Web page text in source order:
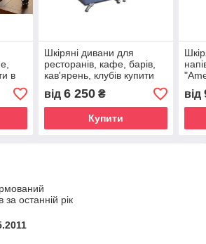
в
Шкіряні дивани для
ресторанів, кафе, барів,
кав'ярень, клубів купити
на замовлення від
виробника в Україні
від 6 250₴
Купити
від
за останній рік